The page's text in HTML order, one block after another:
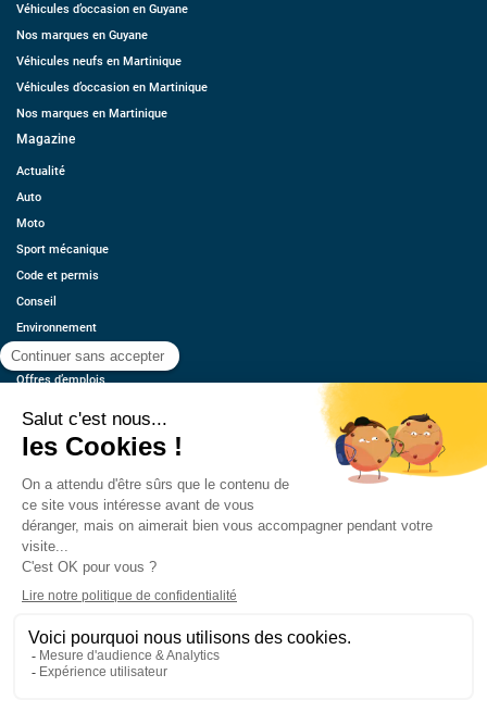
Véhicules d’occasion en Guyane
Nos marques en Guyane
Véhicules neufs en Martinique
Véhicules d’occasion en Martinique
Nos marques en Martinique
Magazine
Actualité
Auto
Moto
Sport mécanique
Code et permis
Conseil
Environnement
Économie
Offres d’emplois
Contact
Estimez votre voiture
Mentions légales
CGU